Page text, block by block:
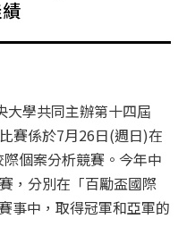
態
大學共同主辦第十四屆
賽係於7月26日(週日)在
個案分析競賽。今年中
，分別在「百勵盃國際
事中，取得冠軍和亞軍的